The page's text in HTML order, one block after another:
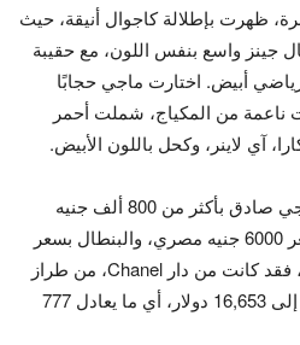
ظهرت بإطلالة كاجوال أنيقة، حيث
جينز واسع بنفس اللون، مع حقيبة
رياضي أبيض. اختارت ماجي حجابًا
ناعمة من المكياج، شملت أحمر
آي لاينر، وكحل باللون الأبيض.
قدّر المتابعون تكلفة إطلالة ماجي صادق بأكثر من 800 ألف جنيه
مصري. حيث جاء الجاكيت بسعر 6000 جنيه مصري، والبنطال بسعر
7000 جنيه مصري. أما الحقيبة، فقد كانت من دار Chanel، من طراز
SMALL FLAP، ووصل سعرها إلى 16,653 دولار، أي ما يعادل 777